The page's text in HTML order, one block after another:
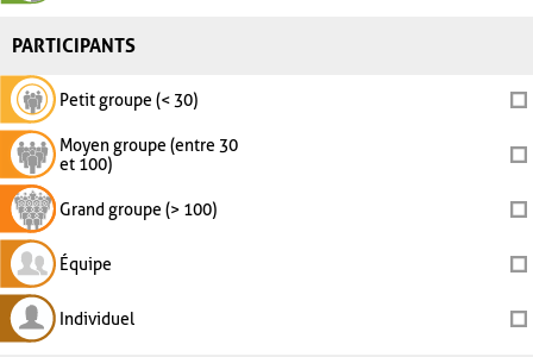
PARTICIPANTS
Petit groupe (< 30)
Moyen groupe (entre 30
et 100)
Grand groupe (> 100)
Équipe
Individuel